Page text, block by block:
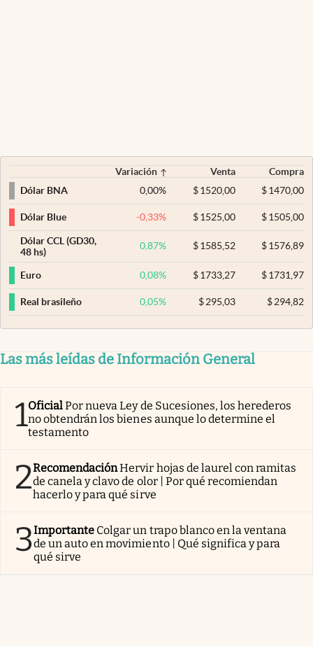
Variación Venta
Compra
Dólar BNA
0,00% $ 1520,00 $1470,00
Dólar Blue -0,33% $ 1525,00 $1505,00
Dólar CCL (GD30,
48 hs)
0,87% $ 1585,52 $1576,89
Euro 0,08% $ 1733,27 $1731,97
Real brasileño 0,05% $ 295,03 $294,82
Las más leídas de Información General
1OficialPor nueva Ley de Sucesiones, los herederos
no obtendrán los bienes aunque lo determine el
testamento
2RecomendaciónHervir hojas de laurel con ramitas
de canela y clavo de olor | Por qué recomiendan
hacerlo y para qué sirve
3Importante Colgar un trapo blanco en la ventana
de un auto en movimiento | Qué significa y para
qué sirve